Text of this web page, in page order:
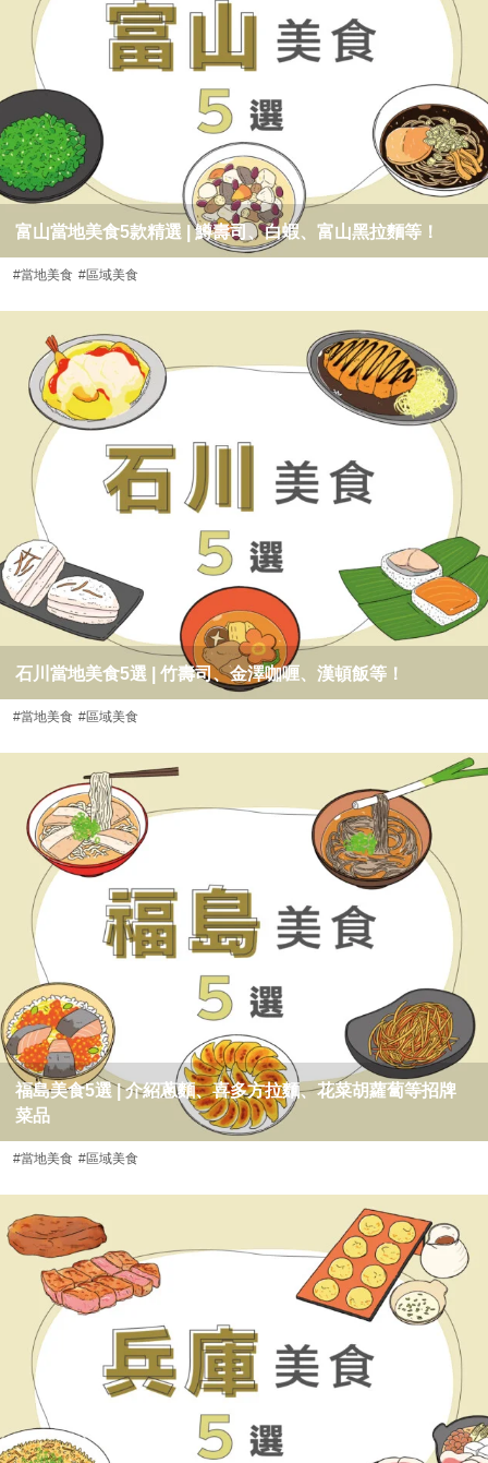
富山當地美食5款精選 | 鱒壽司、白蝦、富山黑拉麵等！
#當地美食 #區域美食
石川當地美食5選 | 竹壽司、金澤咖喱、漢頓飯等！
#當地美食 #區域美食
福島美食5選 | 介紹蔥麵、喜多方拉麵、花菜胡蘿蔔等招牌
菜品
#當地美食 #區域美食